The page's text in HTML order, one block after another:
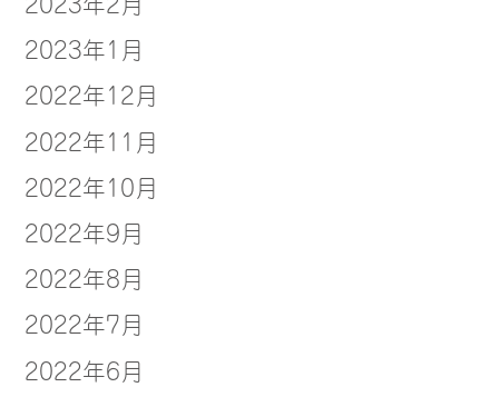
2023年1月
2022年12月
2022年11月
2022年10月
2022年9月
2022年8月
2022年7月
2022年6月